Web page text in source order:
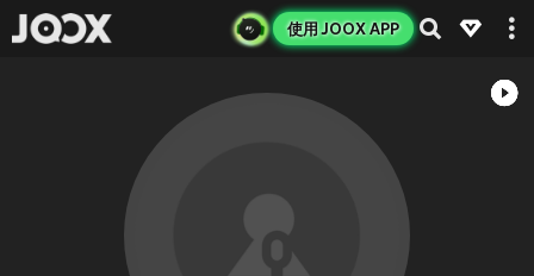
使用 JOOX APP